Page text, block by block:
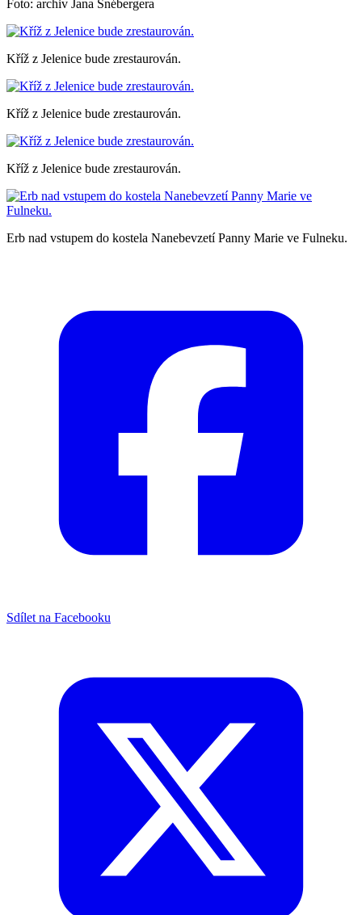
Foto: archiv Jana Šnébergera
Kříž z Jelenice bude zrestaurován.
Kříž z Jelenice bude zrestaurován.
Kříž z Jelenice bude zrestaurován.
Erb nad vstupem do kostela Nanebevzetí Panny Marie ve Fulneku.
Sdílet na Facebooku